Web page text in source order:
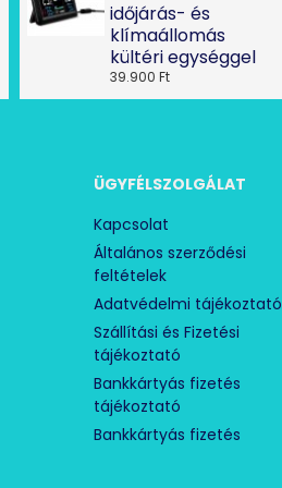
időjárás- és
klímaállomás
kültéri egységgel
39.900 Ft
ÜGYFÉLSZOLGÁLAT
Kapcsolat
Általános szerződési
feltételek
Adatvédelmi tájékoztató
Szállítási és Fizetési
tájékoztató
Bankkártyás fizetés
tájékoztató
Bankkártyás fizetés